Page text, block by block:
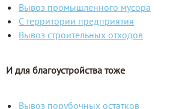
Вывоз промышленного мусора
С территории предприятия
Вывоз строительных отходов
И для благоустройства тоже
Вывоз порубочных остатков